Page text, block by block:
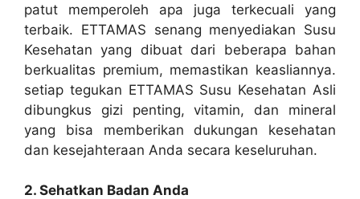
patut memperoleh apa juga terkecuali yang
terbaik. ETTAMAS senang menyediakan Susu
Kesehatan yang dibuat dari beberapa bahan
berkualitas premium, memastikan keasliannya.
setiap tegukan ETTAMAS Susu Kesehatan Asli
dibungkus gizi penting, vitamin, dan mineral
yang bisa memberikan dukungan kesehatan
dan kesejahteraan Anda secara keseluruhan.
2. Sehatkan Badan Anda